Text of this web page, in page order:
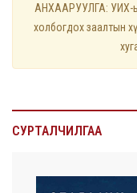
АНХААРУУЛГА: УИХ-
холбогдох заалтын
СУРТАЛЧИЛГАА